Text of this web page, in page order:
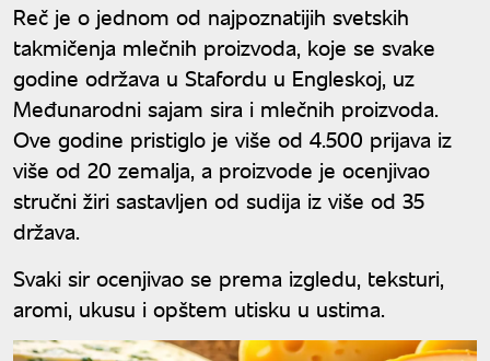
Reč je o jednom od najpoznatijih svetskih
takmičenja mlečnih proizvoda, koje se svake
godine održava u Stafordu u Engleskoj, uz
Međunarodni sajam sira i mlečnih proizvoda.
Ove godine pristiglo je više od 4.500 prijava iz
više od 20 zemalja, a proizvode je ocenjivao
stručni žiri sastavljen od sudija iz više od 35
država.
Svaki sir ocenjivao se prema izgledu, teksturi,
aromi, ukusu i opštem utisku u ustima.